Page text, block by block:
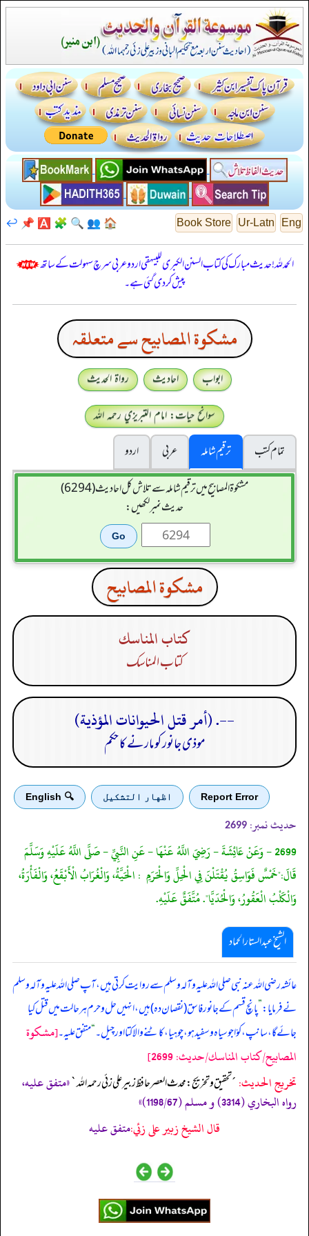
Eng
Ur-Latn
Book Store
🏠
👥
🔍
🧩
🅰️
📌
↩️
الحمدللہ! حدیث مبارک کی کتاب السنن الكبرى للبيهقي اردو عربی سرچ سہولت کے ساتھ
پیش کر دی گئی ہے۔
مشكوة المصابيح سے متعلقہ
ابواب احادیث
رواۃ الحدیث
سوانح حیات: امام التبريزي رحمہ اللہ
تمام کتب
ترقیم شاملہ عربی
اردو
مشکوۃ المصابیح میں ترقیم شاملہ سے تلاش کل احادیث (6294)
حدیث نمبر لکھیں:
مشكوة المصابيح
كتاب المناسك
كتاب المناسك
--. (أمر قتل الحيوانات المؤذية)
موذی جانور کو مارنے کا حکم
Report Error اظهار التشكيل 🔍 English
حدیث نمبر: 2699
2699 - وَعَنْ عَائِشَةَ - رَضِيَ اللَّهُ عَنْهَا - عَنِ النَّبِيِّ - صَلَّى اللَّهُ عَلَيْهِ وَسَلَّمَ
قَالَ:"خَمْسٌ فَوَاسِقُ يُقْتَلْنَ فِي الْحِلِّ وَالْحَرَمِ : الْحَيَّةُ، وَالْغُرَابُ الْأَبْقَعُ، وَالْفَأْرَةُ،
وَالْكَلْبُ الْعَقُورُ، وَالْحُدَيَّا". مُتَّفَقٌ عَلَيْهِ.
الشیخ عبدالستار الحماد
عائشہ رضی اللہ عنہ نبی صلی ‌اللہ ‌علیہ ‌وآلہ ‌وسلم سے روایت کرتی ہیں، آپ صلی ‌اللہ ‌علیہ ‌وآلہ ‌وسلم
نے فرمایا:”پانچ قسم کے جانور فاسق (نقصان دہ) ہیں، انہیں حل و حرم ہر حالت میں قتل کیا
جائے گا، سانپ، کوّا جو سیاہ و سفید ہو، چوہیا، کاٹنے والا کتا اور چیل۔“متفق علیہ۔[مشكوة
المصابيح/كتاب المناسك/حدیث: 2699]
تخریج الحدیث: ´تحقيق و تخريج: محدث العصر حافظ زبير على زئي رحمه الله`«متفق عليه،
رواه البخاري (3314) و مسلم (1198/67)»
قال الشيخ زبير على زئي:متفق عليه